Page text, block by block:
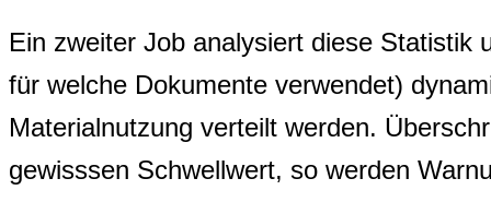
Ein zweiter Job analysiert diese Statistik
für welche Dokumente verwendet)
Materialnutzung verteilt werden.
gewisssen Schwellwert, so werden